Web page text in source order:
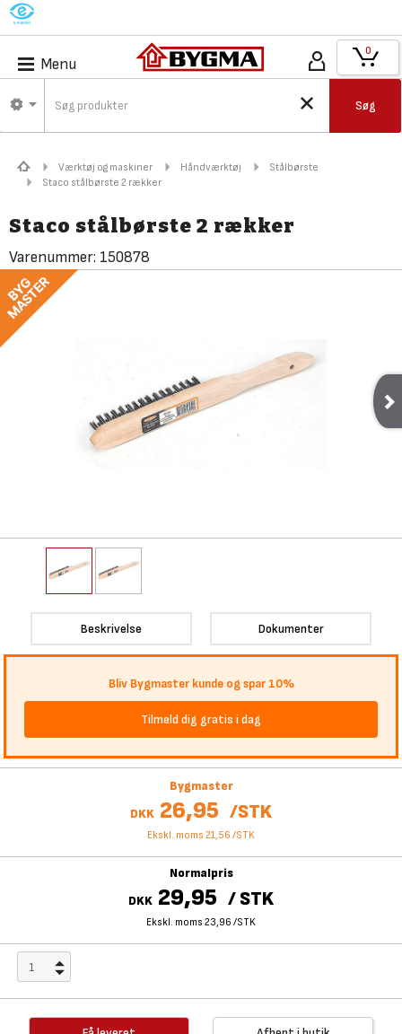
M
Menu
Søg
0
Værktøj og maskiner Håndværktøj
Stålbørste
Staco stålbørste 2 rækker
Staco stålbørste 2 rækker
Varenummer: 150878
Beskrivelse Dokumenter
Bliv Bygmaster kunde og spar 10%
Tilmeld dig gratis i dag
Bygmaster
DKK 26,95 /STK
Ekskl. moms 21,56 /STK
Normalpris
DKK 29,95 /STK
Ekskl. moms 23,96 /STK